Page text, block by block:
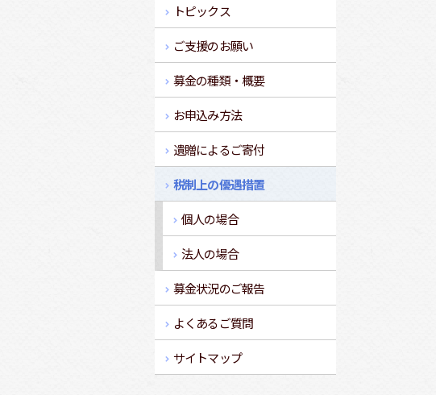
トピックス
ご支援のお願い
募金の種類・概要
お申込み方法
遺贈によるご寄付
税制上の優遇措置
個人の場合
法人の場合
募金状況のご報告
よくあるご質問
サイトマップ